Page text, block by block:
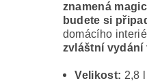
znamená
budete si
domácího
zvláštní vydání
Velikost: 2,8 l